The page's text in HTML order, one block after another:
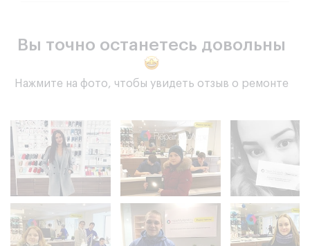
Вы точно останетесь довольны
Нажмите на фото, чтобы увидеть отзыв о ремонте